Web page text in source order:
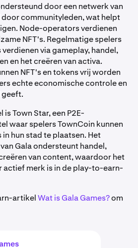
door een netwerk van
door communityleden, wat helpt
Node-operators verdienen
NFT's. Regelmatige spelers
via gameplay, handel,
en het creëren van activa.
NFT's en tokens vrij worden
echte economische controle en
Town Star, een P2E-
waar spelers TownCoin kunnen
hun stad te plaatsen. Het
Gala ondersteunt handel,
van content, waardoor het
actief merk is in de play-to-earn-
artikelWat is Gala Games?om